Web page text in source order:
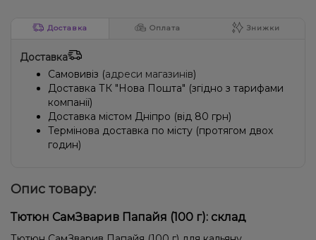
Доставка Оплата Знижки
Доставка
Самовивіз (адреси магазинів)
Доставка ТК "Нова Пошта" (згідно з тарифами
компанії)
Доставка містом Дніпро (від 80 грн)
Термінова доставка по місту (протягом двох
годин)
Опис товару:
Тютюн СамЗварив Папайя (100 г): склад